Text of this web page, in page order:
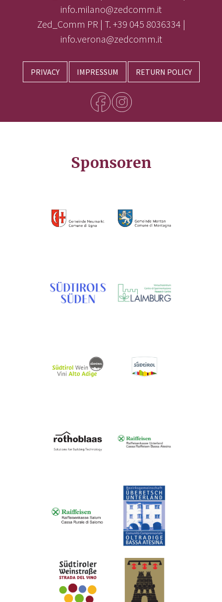
info.milano@zedcomm.it
Zed_Comm PR | T. +39 045 8036334 |
info.verona@zedcomm.it
PRIVACY IMPRESSUM RETURN POLICY
Sponsoren